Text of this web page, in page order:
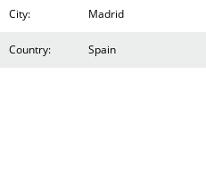
City: Madrid
Country: Spain